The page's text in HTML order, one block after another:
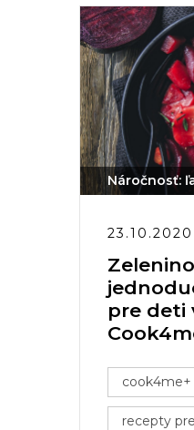
Náročnosť:
23.10.2020
pre deti
cook4me+
recepty